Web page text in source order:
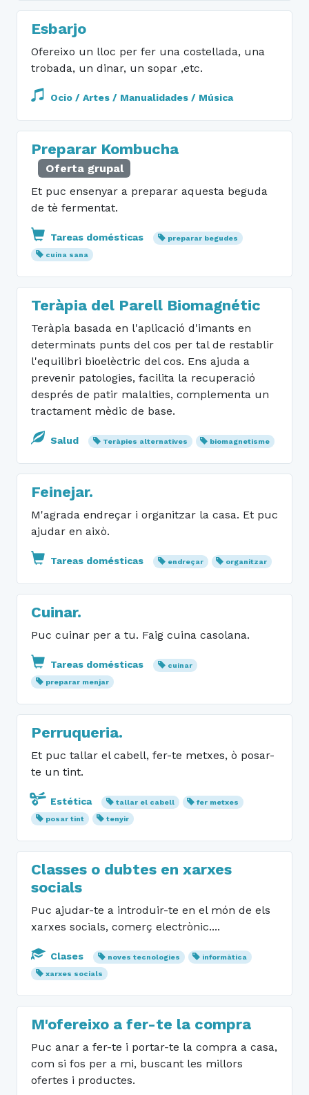
Esbarjo
Ofereixo un lloc per fer una costellada, una
trobada, un dinar, un sopar ,etc.
Ocio / Artes / Manualidades / Música
Preparar Kombucha
Oferta grupal
Et puc ensenyar a preparar aquesta beguda
de tè fermentat.
Tareas domésticas
preparar begudes
cuina sana
Teràpia del Parell Biomagnétic
Teràpia basada en l'aplicació d'imants en
determinats punts del cos per tal de restablir
l'equilibri bioelèctric del cos. Ens ajuda a
prevenir patologies, facilita la recuperació
després de patir malalties, complementa un
tractament mèdic de base.
Salud Teràpies alternatives biomagnetisme
Feinejar.
M'agrada endreçar i organitzar la casa. Et puc
ajudar en això.
Tareas domésticas endreçar organitzar
Cuinar.
Puc cuinar per a tu. Faig cuina casolana.
Tareas domésticas
cuinar
preparar menjar
Perruqueria.
Et puc tallar el cabell, fer-te metxes, ò posar-
te un tint.
Estética tallar el cabell
fer metxes
posar tint
tenyir
Classes o dubtes en xarxes
socials
Puc ajudar-te a introduir-te en el món de els
xarxes socials, comerç electrònic....
Clases noves tecnologies
informàtica
xarxes socials
M'ofereixo a fer-te la compra
Puc anar a fer-te i portar-te la compra a casa,
com si fos per a mi, buscant les millors
ofertes i productes.